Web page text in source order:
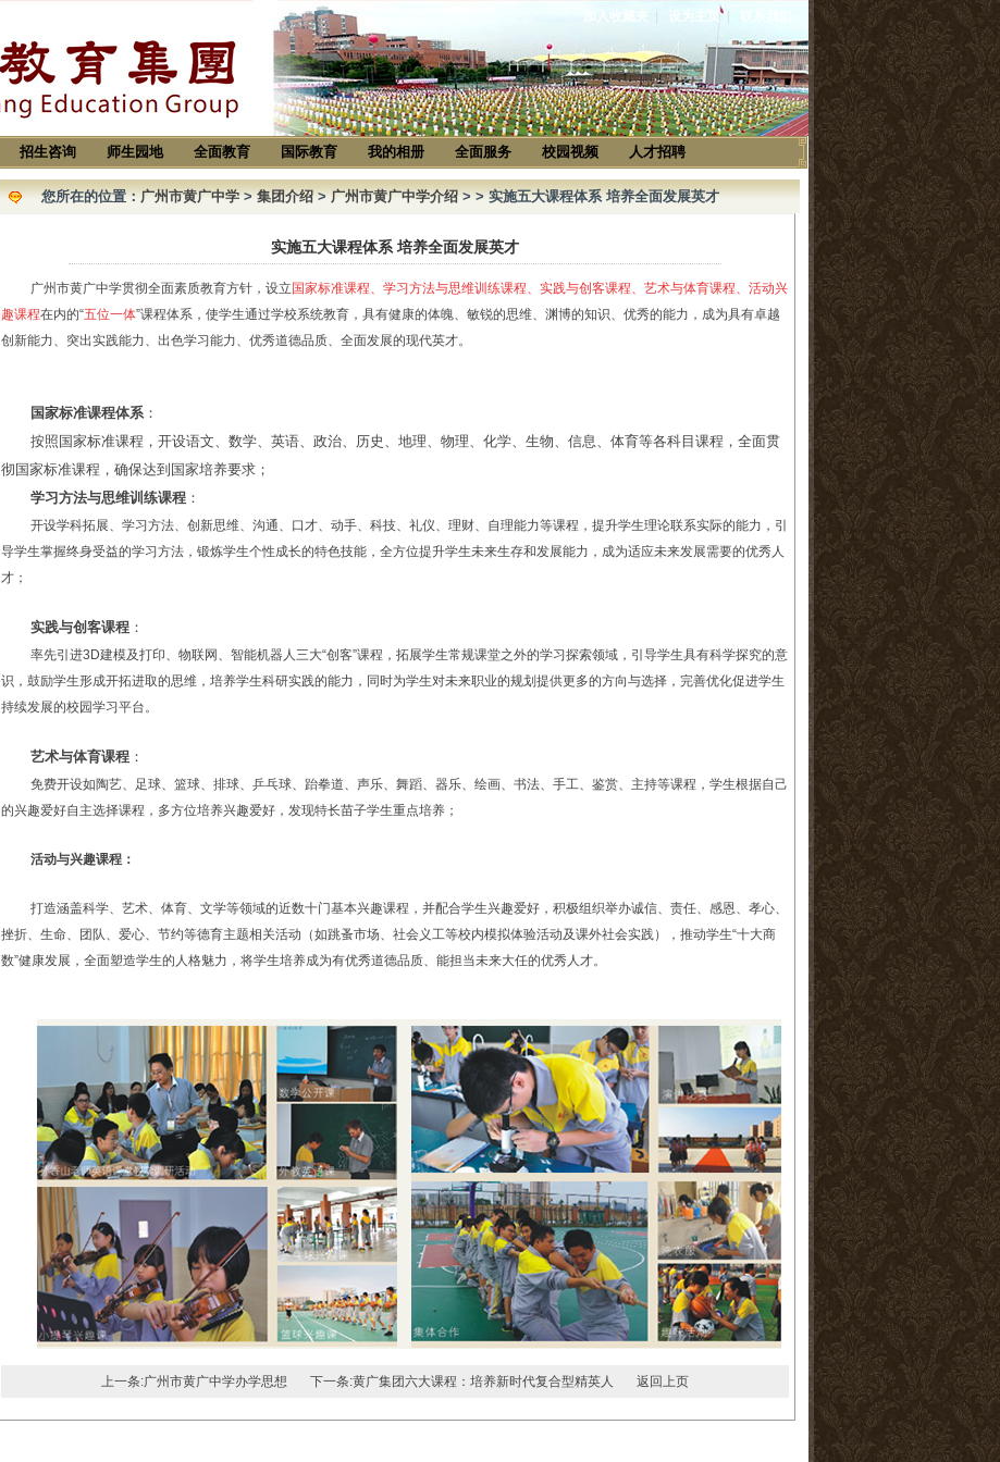
加入收藏夹 设为主页| 联系我们
招生咨询 师生园地 全面教育 国际教育 我的相册 全面服务 校园视频 人才招聘
您所在的位置：广州市黄广中学>集团介绍>广州市黄广中学介绍>> 实施五大课程体系 培养全面发展英才
实施五大课程体系 培养全面发展英才
广州市黄广中学贯彻全面素质教育方针，设立 国家标准课程、学习方法与思维训练课程、实践与创客课程、艺术与体育课程、活动兴
趣课程在内的“五位一体”课程体系，使学生通过学校系统教育，具有健康的体魄、敏锐的思维、渊博的知识、优秀的能力，成为具有卓越
创新能力、突出实践能力、出色学习能力、优秀道德品质、全面发展的现代英才。
国家标准课程体系：
按照国家标准课程，开设语文、数学、英语、政治、历史、地理、物理、化学、生物、信息、体育等各科目课程，全面贯
彻国家标准课程，确保达到国家培养要求；
学习方法与思维训练课程：
开设学科拓展、学习方法、创新思维、沟通、口才、动手、科技、礼仪、理财、自理能力等课程，提升学生理论联系实际的能力，引
导学生掌握终身受益的学习方法，锻炼学生个性成长的特色技能，全方位提升学生未来生存和发展能力，成为适应未来发展需要的优秀人
才；
实践与创客课程：
率先引进3D建模及打印、物联网、智能机器人三大“创客”课程，拓展学生常规课堂之外的学习探索领域，引导学生具有科学探究的意
识，鼓励学生形成开拓进取的思维，培养学生科研实践的能力，同时为学生对未来职业的规划提供更多的方向与选择，完善优化促进学生
持续发展的校园学习平台。
艺术与体育课程：
免费开设如陶艺、足球、篮球、排球、乒乓球、跆拳道、声乐、舞蹈、器乐、绘画、书法、手工、鉴赏、主持等课程，学生根据自己
的兴趣爱好自主选择课程，多方位培养兴趣爱好，发现特长苗子学生重点培养；
活动与兴趣课程：
打造涵盖科学、艺术、体育、文学等领域的近数十门基本兴趣课程，并配合学生兴趣爱好，积极组织举办诚信、责任、感恩、孝心、
挫折、生命、团队、爱心、节约等德育主题相关活动（如跳蚤市场、社会义工等校内模拟体验活动及课外社会实践），推动学生“十大商
数”健康发展，全面塑造学生的人格魅力，将学生培养成为有优秀道德品质、能担当未来大任的优秀人才。
上一条:广州市黄广中学办学思想 下一条:黄广集团六大课程：培养新时代复合型精英人 返回上页